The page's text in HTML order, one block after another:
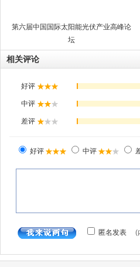
第六届中国国际太阳能光伏产业高峰论
坛
相关评论